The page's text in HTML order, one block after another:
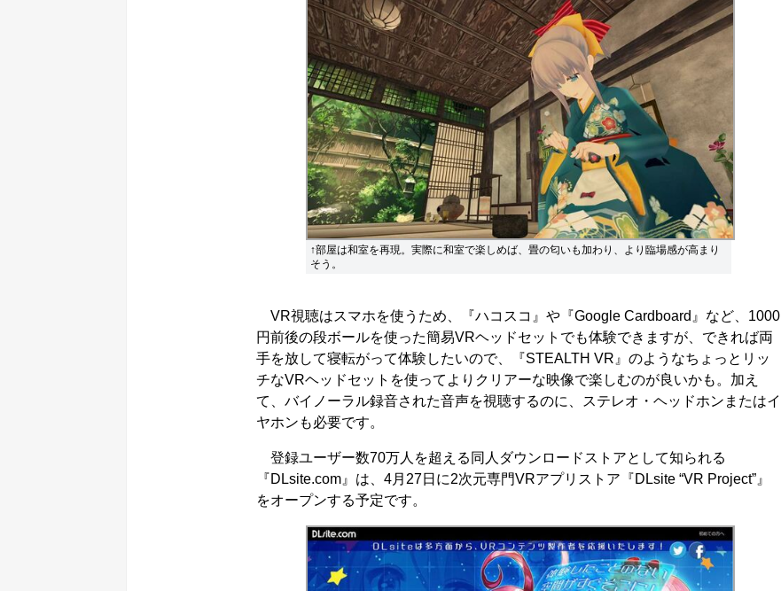
↑部屋は和室を再現。実際に和室で楽しめば、畳の匂いも加わり、より臨場感が高まり
そう。
VR視聴はスマホを使うため、『ハコスコ』や『Google Cardboard』など、1000
円前後の段ボールを使った簡易VRヘッドセットでも体験できますが、できれば両
手を放して寝転がって体験したいので、『STEALTH VR』のようなちょっとリッ
チなVRヘッドセットを使ってよりクリアーな映像で楽しむのが良いかも。加え
て、バイノーラル録音された音声を視聴するのに、ステレオ・ヘッドホンまたはイ
ヤホンも必要です。
登録ユーザー数70万人を超える同人ダウンロードストアとして知られる
『DLsite.com』は、4月27日に2次元専門VRアプリストア『DLsite “VR Project”』
をオープンする予定です。